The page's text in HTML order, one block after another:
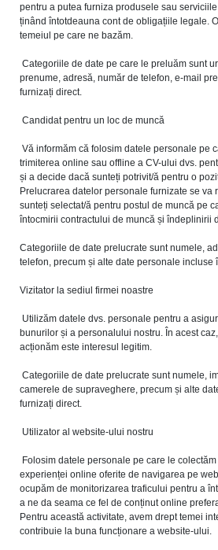
pentru a putea furniza produsele sau
ținând întotdeauna cont de obligațiile legale.
temeiul pe care ne bazăm.
Categoriile de date pe care le preluăm sunt
prenume, adresă, număr de telefon, e-mail
furnizați direct.
Candidat pentru un loc de muncă
Vă informăm că folosim datele personale pe
trimiterea online sau offline a CV-ului dvs.
și a decide dacă sunteți potrivit/ă pentru o
Prelucrarea datelor personale furnizate se va
sunteți selectat/ă pentru postul de muncă pe
întocmirii contractului de muncă și îndeplinirii
Categoriile de date prelucrate sunt numele,
telefon, precum și alte date personale incluse
Vizitator la sediul firmei noastre
Utilizăm datele dvs. personale pentru a
bunurilor și a personalului nostru. În acest
acționăm este interesul legitim.
Categoriile de date prelucrate sunt numele,
camerele de supraveghere, precum și alte
furnizați direct.
Utilizator al website-ului nostru
Folosim datele personale pe care le
experienței online oferite de navigarea pe
ocupăm de monitorizarea traficului pentru a
a ne da seama ce fel de conținut online
Pentru această activitate, avem drept temei
contribuie la buna funcționare a website-ului.